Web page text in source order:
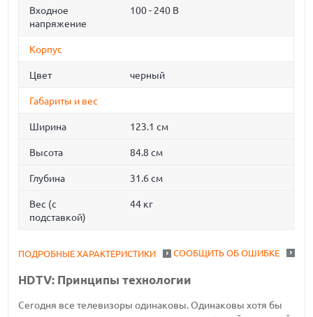
Входное
напряжение
100 - 240 В
Корпус
Цвет черный
Габариты и вес
Ширина 123.1 см
Высота 84.8 см
Глубина 31.6 см
Вес (с
подставкой)
44 кг
СООБЩИТЬ ОБ ОШИБКЕ
ПОДРОБНЫЕ ХАРАКТЕРИСТИКИ
HDTV: Принципы технологии
Сегодня все телевизоры одинаковы. Одинаковы хотя бы